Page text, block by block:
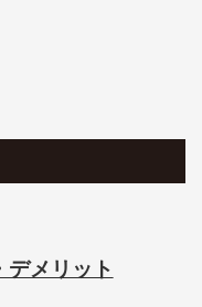
メリット